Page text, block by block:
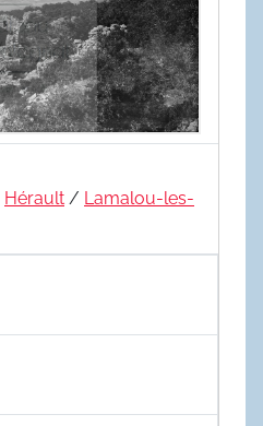
Hérault / Lamalou-les-